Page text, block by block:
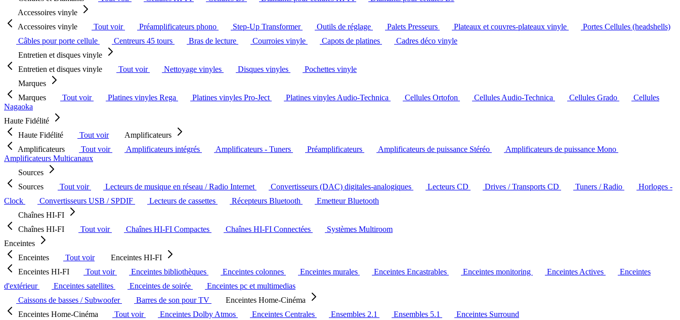
Accessoires vinyle
Accessoires vinyle
Tout voir Préamplificateurs phono Step-Up Transformer Outils de réglage Palets Presseurs Plateaux et couvres-plateaux vinyle
Portes Cellules (headshells)
Câbles pour porte cellule
Centreurs 45 tours Bras de lecture Courroies vinyle Capots de platines
Cadres déco vinyle
Entretien et disques vinyle
Entretien et disques vinyle
Tout voir Nettoyage vinyles Disques vinyles
Pochettes vinyle
Marques
Marques
Tout voir Platines vinyles Rega Platines vinyles Pro-Ject Platines vinyles Audio-Technica Cellules Ortofon Cellules Audio-Technica Cellules Grado
Cellules
Nagaoka
Haute Fidélité
Haute Fidélité
Tout voir
Amplificateurs
Amplificateurs
Tout voir Amplificateurs intégrés Amplificateurs - Tuners Préamplificateurs Amplificateurs de puissance Stéréo
Amplificateurs de puissance Mono
Amplificateurs Multicanaux
Sources
Sources
Tout voir Lecteurs de musique en réseau / Radio Internet Convertisseurs (DAC) digitales-analogiques Lecteurs CD Drives / Transports CD Tuners / Radio
Horloges -
Clock
Convertisseurs USB / SPDIF Lecteurs de cassettes Récepteurs Bluetooth
Emetteur Bluetooth
Chaînes HI-FI
Chaînes HI-FI
Tout voir Chaînes HI-FI Compactes Chaînes HI-FI Connectées
Systèmes Multiroom
Enceintes
Enceintes
Tout voir
Enceintes HI-FI
Enceintes HI-FI
Tout voir Enceintes bibliothèques Enceintes colonnes Enceintes murales Enceintes Encastrables Enceintes monitoring Enceintes Actives
Enceintes
d'extérieur
Enceintes satellites Enceintes de soirée
Enceintes pc et multimedias
Caissons de basses / Subwoofer
Barres de son pour TV
Enceintes Home-Cinéma
Enceintes Home-Cinéma
Tout voir Enceintes Dolby Atmos Enceintes Centrales Ensembles 2.1 Ensembles 5.1
Enceintes Surround